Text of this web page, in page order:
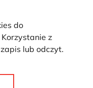
prawa zastrzeżone ©
do
z
lub odczyt.